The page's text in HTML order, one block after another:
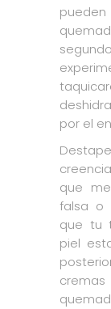
pueden
por el
que
falsa o
que tu
piel